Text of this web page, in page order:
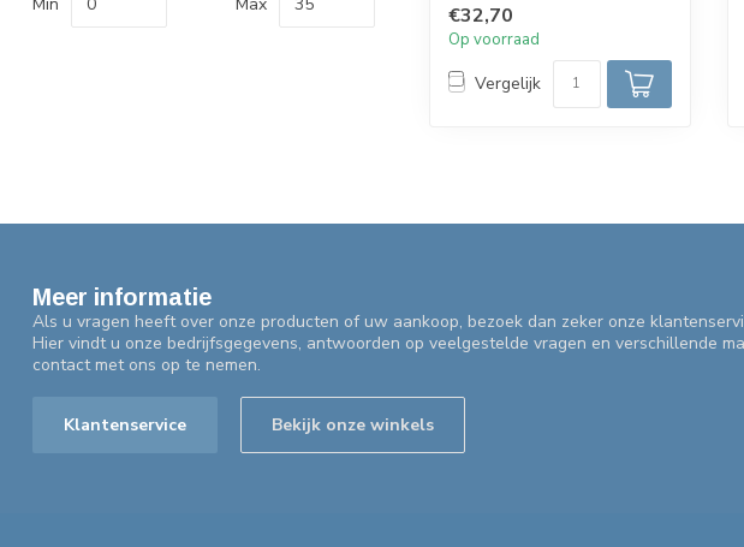
apart...
€32,70
Op voorraad
Vergelijk
Meer informatie
Als u vragen heeft over onze producten of uw aankoop, bezoek dan zeker onze
Hier vindt u onze bedrijfsgegevens, antwoorden op veelgestelde vragen en verschillende
contact met ons op te nemen.
Klantenservice Bekijk onze winkels